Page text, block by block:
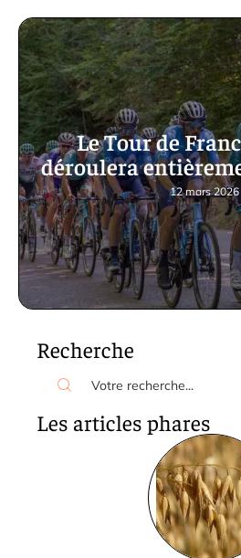
Le Tour de
déroulera
12 mars 2026
Recherche
Les articles phares